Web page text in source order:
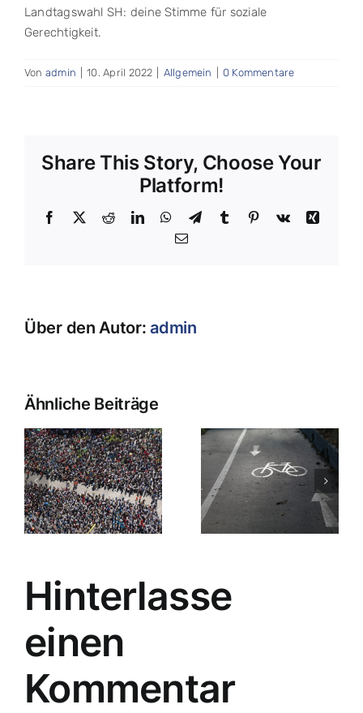
Landtagswahl SH: deine Stimme für soziale
Gerechtigkeit.
Von admin 10. April 2022 Allgemein 0 Kommentare
Share This Story, Choose Your
Platform!
Facebook
X RedditLinkedInWhatsApp
TelegramTumblr Pinterest
Vk
Xing
E-
Über den Autor:admin
Ähnliche Beiträge
Hinterlasse
einen
Kommentar